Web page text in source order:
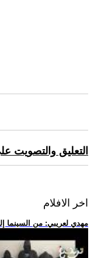
التعليق والتصويت
اخر الافلام
.. مهدي لعريبي: من السينما